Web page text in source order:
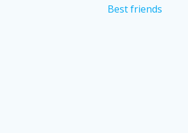
Best friends